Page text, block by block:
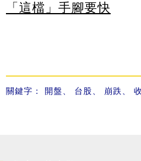
「這檔」手腳要快
關鍵字： 開盤、 台股、 崩跌、